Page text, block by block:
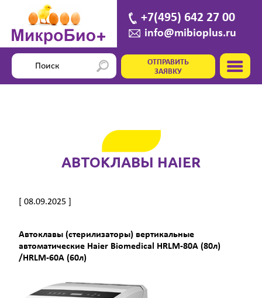
+7(495) 642 27 00
info@mibioplus.ru
ОТПРАВИТЬ
ЗАЯВКУ
АВТОКЛАВЫ HAIER
[ 08.09.2025 ]
Автоклавы (стерилизаторы) вертикальные
автоматические Haier Biomedical HRLM-80А (80л)
/HRLM-60А (60л)